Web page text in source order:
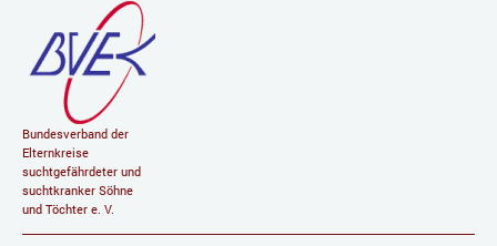
Bundesverband der
Elternkreise
suchtgefährdeter und
suchtkranker Söhne
und Töchter e. V.